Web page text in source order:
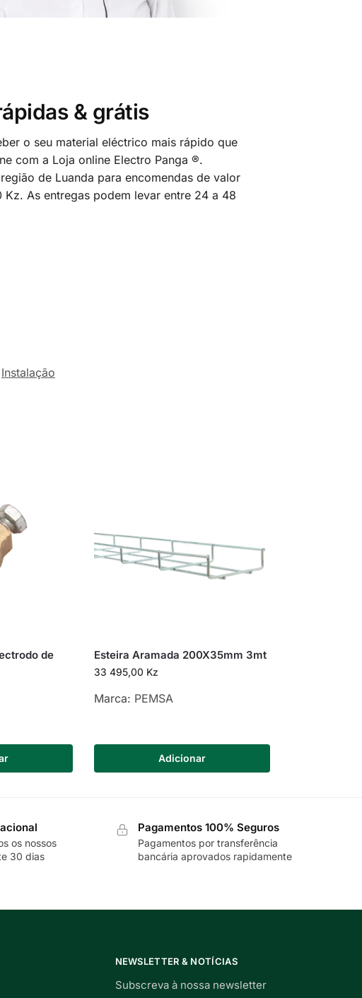
& grátis
o seu material eléctrico mais rápido que
com a Loja online Electro Panga ®.
de Luanda para encomendas de valor
Kz. As entregas podem levar entre 24 a 48
Instalação
de
Esteira Aramada 200X35mm 3mt
33 495,00 Kz
Marca: PEMSA
Adicionar
os nossos
30 dias
Pagamentos 100% Seguros
Pagamentos por transferência
bancária aprovados rapidamente
NEWSLETTER & NOTÍCIAS
Subscreva à nossa newsletter